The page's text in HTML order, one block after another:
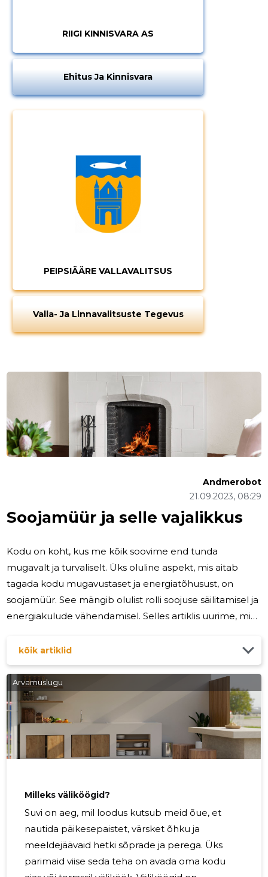
RIIGI KINNISVARA AS
Ehitus Ja Kinnisvara
PEIPSIÄÄRE VALLAVALITSUS
Valla- Ja Linnavalitsuste Tegevus
Soojamüür ja selle vajalikkus
21.09.2023, 08:29
Andmerobot
Kodu on koht, kus me kõik soovime end tunda
mugavalt ja turvaliselt. Üks oluline aspekt, mis aitab
tagada kodu mugavustaset ja energiatõhusust, on
soojamüür. See mängib olulist rolli soojuse säilitamisel ja
energiakulude vähendamisel. Selles artiklis uurime, mis
Soojamüür, tuntud ka kui soojusisolatsiooni müür, on
ehitusdetail, mis paigaldatakse hoone välis- või
siseseintele, et vähendada soojuse kadu. See koosneb
erinevatest materjalidest, näiteks isolatsioonist,
tihenditest ja plokkidest, ning selle eesmärk on hoida
soojus hoones
kõik artiklid
Arvamuslugu
Milleks väliköögid?
Suvi on aeg, mil loodus kutsub meid õue, et
nautida päikesepaistet, värsket õhku ja
meeldejäävaid hetki sõprade ja perega. Üks
parimaid viise seda teha on avada oma kodu